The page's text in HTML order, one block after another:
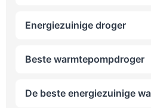
Energiezuinige droger
Beste warmtepompdroger
De beste energiezuinige